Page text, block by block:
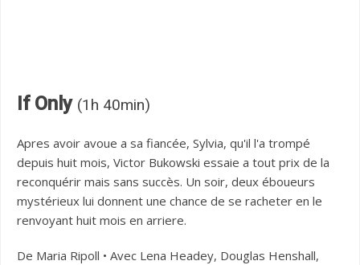
If Only (1h 40min)
Apres avoir avoue a sa fiancée, Sylvia, qu'il l'a trompé
depuis huit mois, Victor Bukowski essaie a tout prix de la
reconquérir mais sans succès. Un soir, deux éboueurs
mystérieux lui donnent une chance de se racheter en le
renvoyant huit mois en arriere.
De Maria Ripoll • Avec Lena Headey, Douglas Henshall,